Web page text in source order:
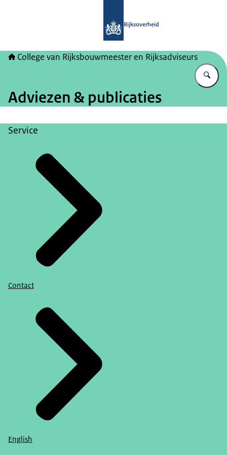
Rijksoverheid
College van Rijksbouwmeester en Rijksadviseurs
Adviezen & publicaties
Service
Contact
English